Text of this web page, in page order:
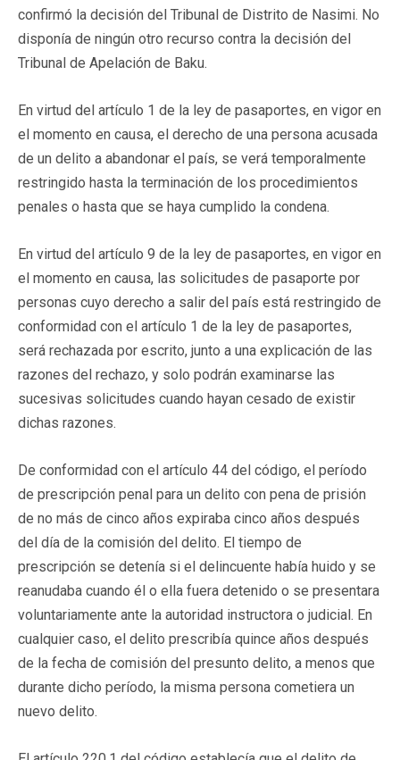
confirmó la decisión del Tribunal de Distrito de Nasimi. No
disponía de ningún otro recurso contra la decisión del
Tribunal de Apelación de Baku.
En virtud del artículo 1 de la ley de pasaportes, en vigor en
el momento en causa, el derecho de una persona acusada
de un delito a abandonar el país, se verá temporalmente
restringido hasta la terminación de los procedimientos
penales o hasta que se haya cumplido la condena.
En virtud del artículo 9 de la ley de pasaportes, en vigor en
el momento en causa, las solicitudes de pasaporte por
personas cuyo derecho a salir del país está restringido de
conformidad con el artículo 1 de la ley de pasaportes,
será rechazada por escrito, junto a una explicación de las
razones del rechazo, y solo podrán examinarse las
sucesivas solicitudes cuando hayan cesado de existir
dichas razones.
De conformidad con el artículo 44 del código, el período
de prescripción penal para un delito con pena de prisión
de no más de cinco años expiraba cinco años después
del día de la comisión del delito. El tiempo de
prescripción se detenía si el delincuente había huido y se
reanudaba cuando él o ella fuera detenido o se presentara
voluntariamente ante la autoridad instructora o judicial. En
cualquier caso, el delito prescribía quince años después
de la fecha de comisión del presunto delito, a menos que
durante dicho período, la misma persona cometiera un
nuevo delito.